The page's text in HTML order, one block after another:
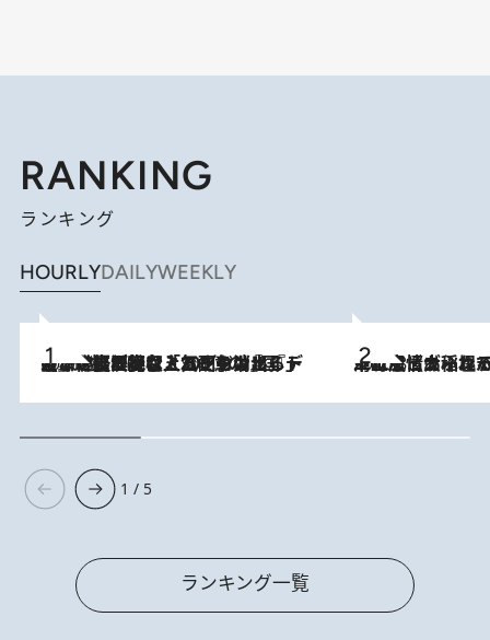
RANKING
ランキング
HOURLYDAILYWEEKLY
2026.8.5
【なぜ吉沢亮は「気配を消せる」のか？】興行収入208億の『国宝』を経て挑むミュージカル『ディア・エヴァン・ハンセン』。トップ俳優が舞台上でさらけ出した“孤独”とは 2026.8.5
下町風情あふれる台北屈指の人気エリア・大稲埕でセンスのいい台湾土産《ヴ
1 / 5
ランキング一覧